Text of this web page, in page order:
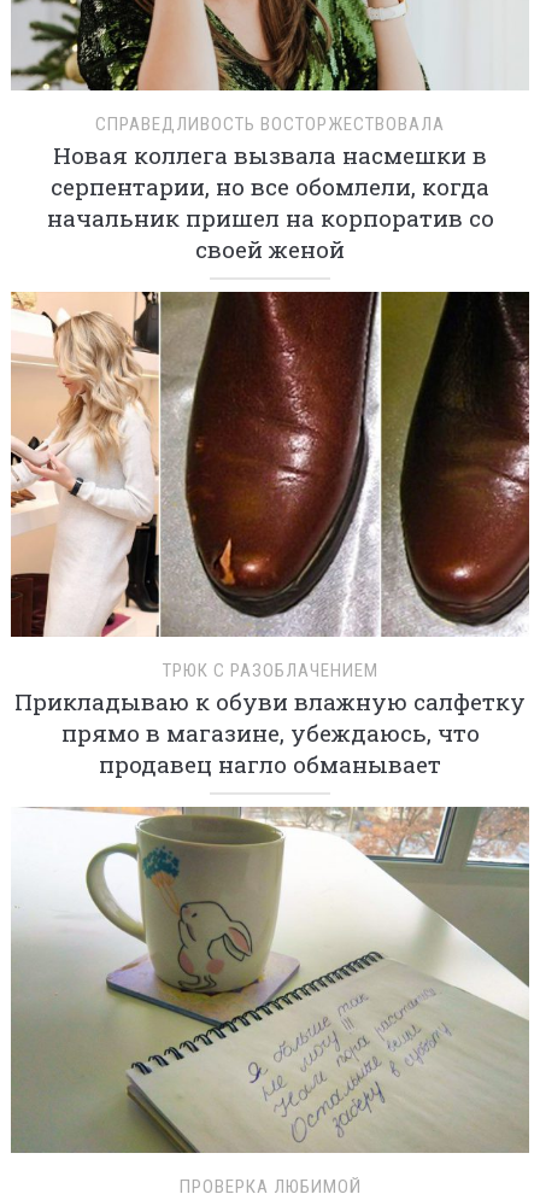
СПРАВЕДЛИВОСТЬ ВОСТОРЖЕСТВОВАЛА
Новая коллега вызвала насмешки в
серпентарии, но все обомлели, когда
начальник пришел на корпоратив со
своей женой
ТРЮК С РАЗОБЛАЧЕНИЕМ
Прикладываю к обуви влажную салфетку
прямо в магазине, убеждаюсь, что
продавец нагло обманывает
ПРОВЕРКА ЛЮБИМОЙ